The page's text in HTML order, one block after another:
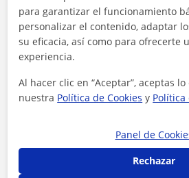
para garantizar el funcionamiento
personalizar el contenido, adaptar
su eficacia, así como para ofrecerte
experiencia.
Al hacer clic en “Aceptar”, aceptas
nuestra Política de Cookies y Política
Panel de
Rechazar